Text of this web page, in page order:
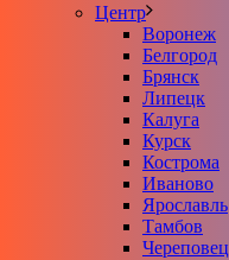
Центр
Воронеж
Белгород
Брянск
Липецк
Калуга
Курск
Кострома
Иваново
Ярославль
Тамбов
Череповец